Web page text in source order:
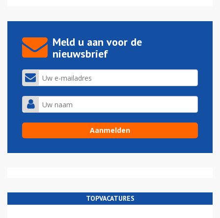
Meld u aan voor de
nieuwsbrief
TOPVACATURES